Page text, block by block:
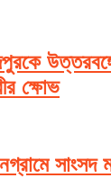
ক্ষোভ
সাংসদ